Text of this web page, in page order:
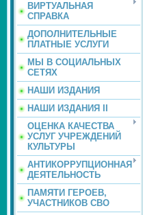
ВИРТУАЛЬНАЯ
СПРАВКА
ДОПОЛНИТЕЛЬНЫЕ
ПЛАТНЫЕ УСЛУГИ
МЫ В СОЦИАЛЬНЫХ
СЕТЯХ
НАШИ ИЗДАНИЯ
НАШИ ИЗДАНИЯ II
ОЦЕНКА КАЧЕСТВА
УСЛУГ УЧРЕЖДЕНИЙ
КУЛЬТУРЫ
АНТИКОРРУПЦИОННАЯ
ДЕЯТЕЛЬНОСТЬ
ПАМЯТИ ГЕРОЕВ,
УЧАСТНИКОВ СВО